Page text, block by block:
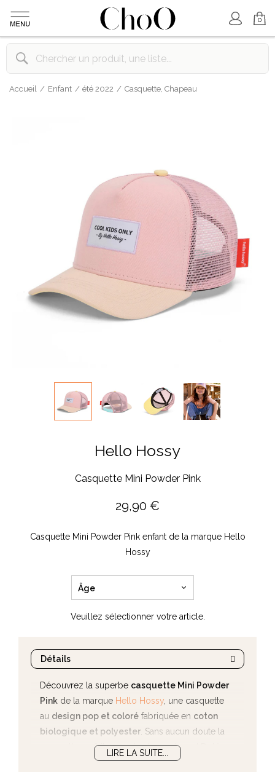
Mon Compte
0
Accueil Enfant été 2022 Casquette, Chapeau
Hello Hossy
Casquette Mini Powder Pink
29,90 €
Casquette Mini Powder Pink enfant de la marque Hello
Hossy
Âge
Veuillez sélectionner votre article.
Détails
Découvrez la superbe casquette Mini Powder
Pink de la marque Hello Hossy , une casquette
au design pop et coloré fabriquée en coton
biologique et polyester . Sans aucun doute la
casquette parfaite pour les beaux jours ! Dotée
attache réglable à l'arrière, vous
LIRE LA SUITE...